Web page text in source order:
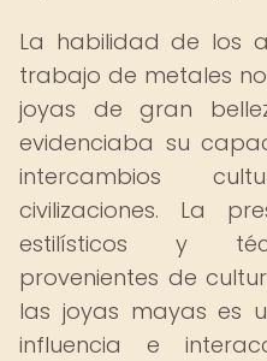
La habilidad de los
trabajo de metales
joyas de gran
evidenciaba su
intercambios
civilizaciones. La
estilísticos y
provenientes de
las joyas mayas es
influencia e